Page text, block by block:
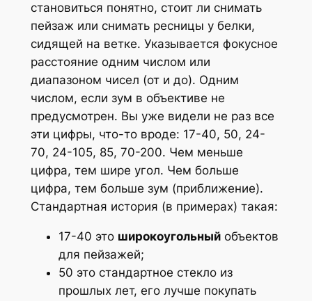
становиться понятно, стоит ли снимать
пейзаж или снимать ресницы у белки,
сидящей на ветке. Указывается фокусное
расстояние одним числом или
диапазоном чисел (от и до). Одним
числом, если зум в объективе не
предусмотрен. Вы уже видели не раз все
эти цифры, что-то вроде: 17-40, 50, 24-
70, 24-105, 85, 70-200. Чем меньше
цифра, тем шире угол. Чем больше
цифра, тем больше зум (приближение).
Стандартная история (в примерах) такая:
17-40 это широкоугольныйобъектов
для пейзажей;
50 это стандартное стекло из
прошлых лет, его лучше покупать